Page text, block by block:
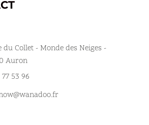
du Collet - Monde des Neiges -
Auron
53 96